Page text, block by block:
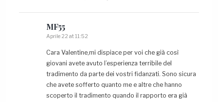
MF55
Aprile 22 at 11:52
Cara Valentine,mi dispiace per voi che già così
giovani avete avuto l’esperienza terribile del
tradimento da parte dei vostri fidanzati. Sono sicura
che avete sofferto quanto me e altre che hanno
scoperto il tradimento quando il rapporto era già